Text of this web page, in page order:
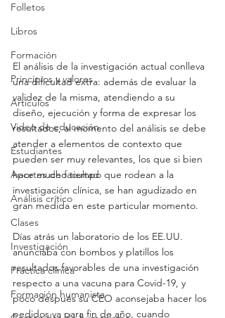
Folletos
Libros
Formación
Principios y valores
Artículos
Video de educación
Estudiantes
Aportes de facultad
Análisis crítico
Clases
Investigación
Práctica clínica
Formación humanista
El análisis de la investigación actual conlleva
una dificultad extra: además de evaluar la
validez de la misma, atendiendo a su
diseño, ejecución y forma de expresar los
resultados, al momento del análisis se debe
atender a elementos de contexto que
pueden ser muy relevantes, los que si bien
hace mucho tiempo que rodean a la
investigación clínica, se han agudizado en
gran medida en este particular momento.
Días atrás un laboratorio de los EE.UU.
anunciaba con bombos y platillos los
resultados favorables de una investigación
respecto a una vacuna para Covid-19, y
poco después su CEO aconsejaba hacer los
pedidos ya para fin de año, cuando